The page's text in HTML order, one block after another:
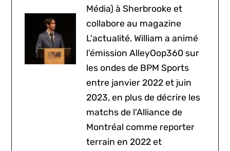
Média) à Sherbrooke et
collabore au magazine
L'actualité. William a animé
l'émission AlleyOop360 sur
les ondes de BPM Sports
entre janvier 2022 et juin
2023, en plus de décrire les
matchs de l'Alliance de
Montréal comme reporter
terrain en 2022 et